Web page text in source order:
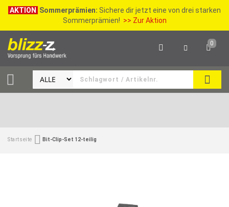
AKTION Sommerprämien: Sichere dir jetzt eine von drei starken
Sommerprämien! >> Zur Aktion
0
Startseite Bit-Clip-Set 12-teilig